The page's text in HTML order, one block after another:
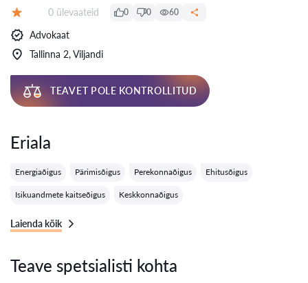
Ülevaateid:
0 ülevaateid 0 0 60
Advokaat
Tallinna 2, Viljandi
TEAVET POLE KONTROLLITUD
Eriala
Energiaõigus Pärimisõigus Perekonnaõigus Ehitusõigus
Isikuandmete kaitseõigus Keskkonnaõigus
Laienda kõik
Teave spetsialisti kohta